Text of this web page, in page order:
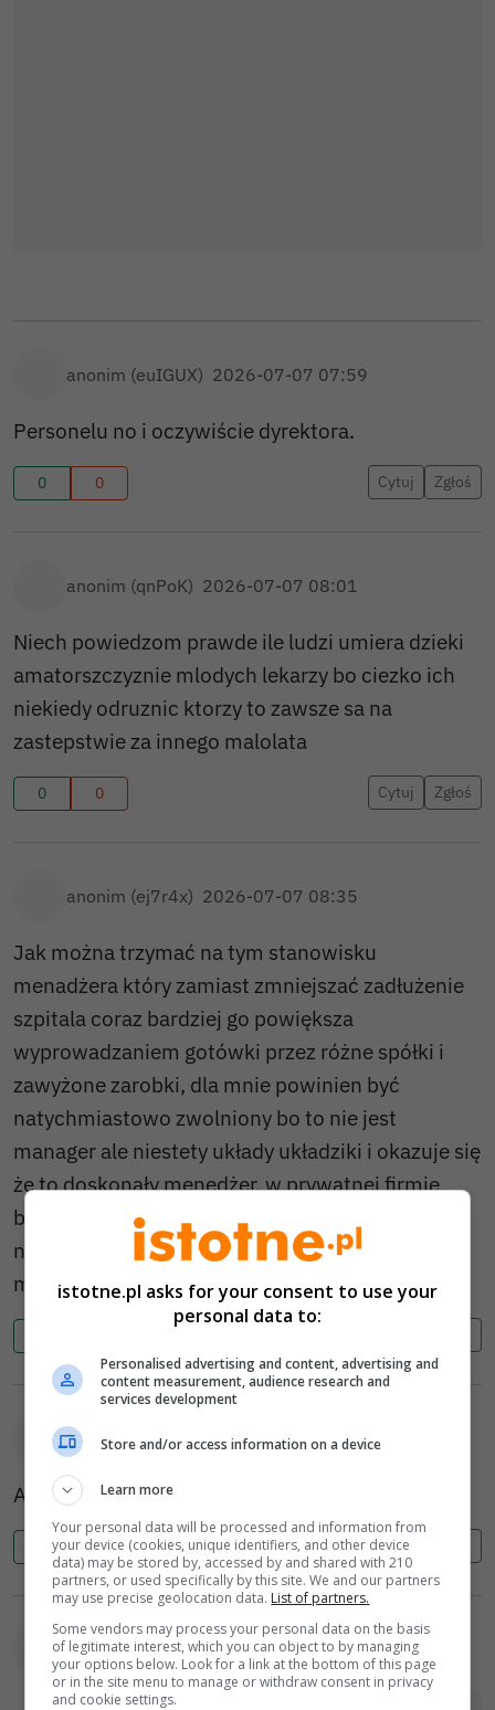
anonim (euIGUX) 2026-07-07 07:59
Personelu no i oczywiście dyrektora.
0 0 Cytuj Zgłoś
anonim (qnPoK) 2026-07-07 08:01
Niech powiedzom prawde ile ludzi umiera dzieki
amatorszczyznie mlodych lekarzy bo ciezko ich
niekiedy odruznic ktorzy to zawsze sa na
zastepstwie za innego malolata
0 0 Cytuj Zgłoś
anonim (ej7r4x) 2026-07-07 08:35
Jak można trzymać na tym stanowisku
menadżera który zamiast zmniejszać zadłużenie
szpitala coraz bardziej go powiększa
wyprowadzaniem gotówki przez różne spółki i
zawyżone zarobki, dla mnie powinien być
natychmiastowo zwolniony bo to nie jest
manager ale niestety układy układziki i okazuje się
że to doskonały menedżer, w prywatnej firmie
bardzo szybko by były zwolniony ale niestety w
naszym państwie tacy ludzie zbierają oklaski bo
mydlą ludziom oczy.
anonim (A54r5S) 2026-07-07 08:41
A jak nazywają się ci co rozbrajającą nasz kraj?
0 Cytuj
anonim (AN0ZYz) 2026-07-07 09:32
istotne.pl asks for your consent to use your
personal data to:
Personalised advertising and content, advertising and
content measurement, audience research and
services development
Store and/or access information on a device
Learn more
Your personal data will be processed and information from
your device (cookies, unique identifiers, and other device
data) may be stored by, accessed by and shared with 210
partners, or used specifically by this site. We and our partners
may use precise geolocation data. List of partners.
Some vendors may process your personal data on the basis
of legitimate interest, which you can object to by managing
your options below. Look for a link at the bottom of this page
or in the site menu to manage or withdraw consent in privacy
and cookie settings.